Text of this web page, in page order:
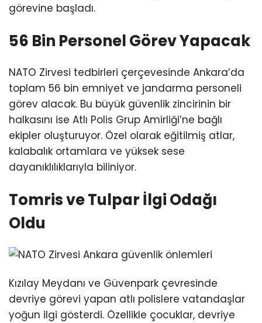
görevine başladı.
56 Bin Personel Görev Yapacak
NATO Zirvesi tedbirleri çerçevesinde Ankara’da
toplam 56 bin emniyet ve jandarma personeli
görev alacak. Bu büyük güvenlik zincirinin bir
halkasını ise Atlı Polis Grup Amirliği’ne bağlı
ekipler oluşturuyor. Özel olarak eğitilmiş atlar,
kalabalık ortamlara ve yüksek sese
dayanıklılıklarıyla biliniyor.
Tomris ve Tulpar İlgi Odağı
Oldu
Kızılay Meydanı ve Güvenpark çevresinde
devriye görevi yapan atlı polislere vatandaşlar
yoğun ilgi gösterdi. Özellikle çocuklar, devriye